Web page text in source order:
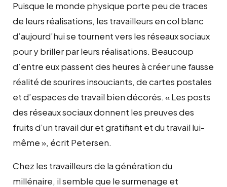
Puisque le monde physique porte peu de traces
de leurs réalisations, les travailleurs en col blanc
d’aujourd’hui se tournent vers les réseaux sociaux
pour y briller par leurs réalisations. Beaucoup
d’entre eux passent des heures à créer une fausse
réalité de sourires insouciants, de cartes postales
et d’espaces de travail bien décorés. « Les posts
des réseaux sociaux donnent les preuves des
fruits d’un travail dur et gratifiant et du travail lui-
même », écrit Petersen.
Chez les travailleurs de la génération du
millénaire, il semble que le surmenage et